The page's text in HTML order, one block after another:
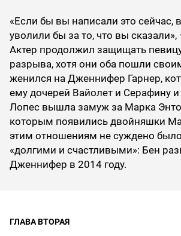
«Если бы вы написали это сейчас,
уволили бы за то, что вы
Актер продолжил защищать
разрыва, хотя они оба пошли
женился на Дженнифер Гарнер,
ему дочерей Вайолет и Серафину
Лопес вышла замуж за Марка
которым появились двойняшки
этим отношениям не суждено
«долгими и счастливыми»: Бен
Дженнифер в 2014 году.
ГЛАВА ВТОРАЯ